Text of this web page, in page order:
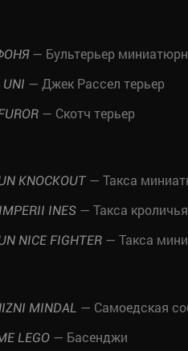
— Бультерьер
UNI — Джек Рассел терьер
— Скотч терьер
KNOCKOUT— Такса
INES — Такса
NICE FIGHTER — Такса
MINDAL — Самоедская
LEGO — Басенджи